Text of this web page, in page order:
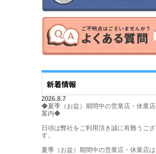
新着情報